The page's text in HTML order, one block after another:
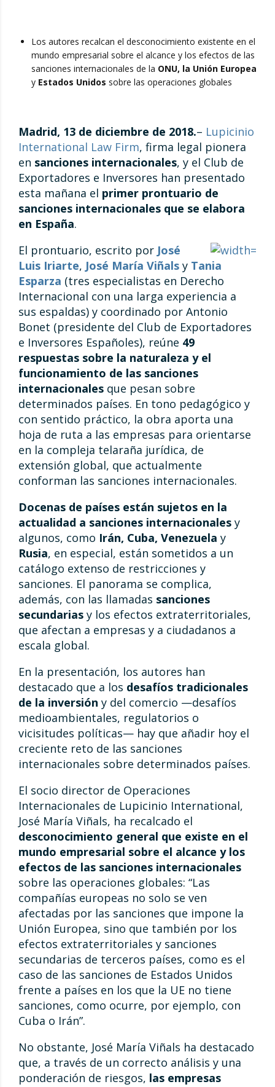
Los autores recalcan el desconocimiento existente en el
mundo empresarial sobre el alcance y los efectos de las
sanciones internacionales de la ONU, la Unión Europea
y Estados Unidos sobre las operaciones globales
Madrid, 13 de diciembre de 2018.– Lupicinio
International Law Firm, firma legal pionera
en sanciones internacionales, y el Club de
Exportadores e Inversores han presentado
esta mañana el primer prontuario de
sanciones internacionales que se elabora
en España.
El prontuario, escrito por José
Luis Iriarte, José María Viñals y Tania
Esparza (tres especialistas en Derecho
Internacional con una larga experiencia a
sus espaldas) y coordinado por Antonio
Bonet (presidente del Club de Exportadores
e Inversores Españoles), reúne 49
respuestas sobre la naturaleza y el
funcionamiento de las sanciones
internacionales que pesan sobre
determinados países. En tono pedagógico y
con sentido práctico, la obra aporta una
hoja de ruta a las empresas para orientarse
en la compleja telaraña jurídica, de
extensión global, que actualmente
conforman las sanciones internacionales.
Docenas de países están sujetos en la
actualidad a sanciones internacionales y
algunos, como Irán, Cuba, Venezuela y
Rusia, en especial, están sometidos a un
catálogo extenso de restricciones y
sanciones. El panorama se complica,
además, con las llamadas sanciones
secundarias y los efectos extraterritoriales,
que afectan a empresas y a ciudadanos a
escala global.
En la presentación, los autores han
destacado que a los desafíos tradicionales
de la inversión y del comercio —desafíos
medioambientales, regulatorios o
vicisitudes políticas— hay que añadir hoy el
creciente reto de las sanciones
internacionales sobre determinados países.
El socio director de Operaciones
Internacionales de Lupicinio International,
José María Viñals, ha recalcado el
desconocimiento general que existe en el
mundo empresarial sobre el alcance y los
efectos de las sanciones internacionales
sobre las operaciones globales: “Las
compañías europeas no solo se ven
afectadas por las sanciones que impone la
Unión Europea, sino que también por los
efectos extraterritoriales y sanciones
secundarias de terceros países, como es el
caso de las sanciones de Estados Unidos
frente a países en los que la UE no tiene
sanciones, como ocurre, por ejemplo, con
Cuba o Irán”.
No obstante, José María Viñals ha destacado
que, a través de un correcto análisis y una
ponderación de riesgos, las empresas